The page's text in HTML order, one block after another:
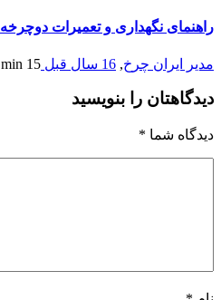
راهنمای نگهداری و تعمیرات دوچرخه
مدیر ایران چرخ, 16 سال قبل 15 min
دیدگاهتان را بنویسید
دیدگاه شما *